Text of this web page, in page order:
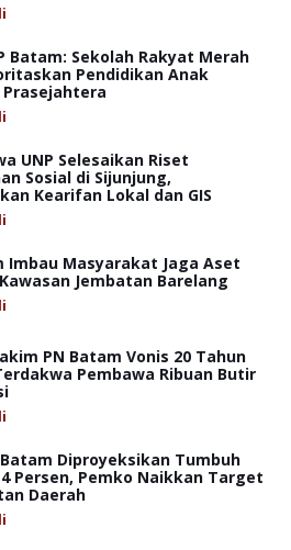
Batam: Sekolah Rakyat Merah
Pendidikan Anak
UNP Selesaikan Riset
Sosial di Sijunjung,
Kearifan Lokal dan GIS
Imbau Masyarakat Jaga Aset
Jembatan Barelang
PN Batam Vonis 20 Tahun
Pembawa Ribuan Butir
Diproyeksikan Tumbuh
Persen, Pemko Naikkan Target
Daerah